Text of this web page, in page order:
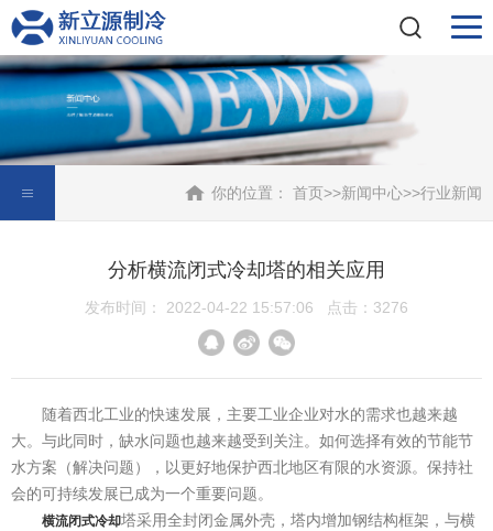
你的位置： 首页>>新闻中心>>行业新闻
分析横流闭式冷却塔的相关应用
发布时间： 2022-04-22 15:57:06 点击：3276
随着西北工业的快速发展，主要工业企业对水的需求也越来越
大。与此同时，缺水问题也越来越受到关注。如何选择有效的节能节
水方案（解决问题），以更好地保护西北地区有限的水资源。保持社
会的可持续发展已成为一个重要问题。
横流闭式冷却塔采用全封闭金属外壳，塔内增加钢结构框架，与横